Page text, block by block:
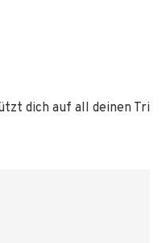
dich auf all deinen Tri